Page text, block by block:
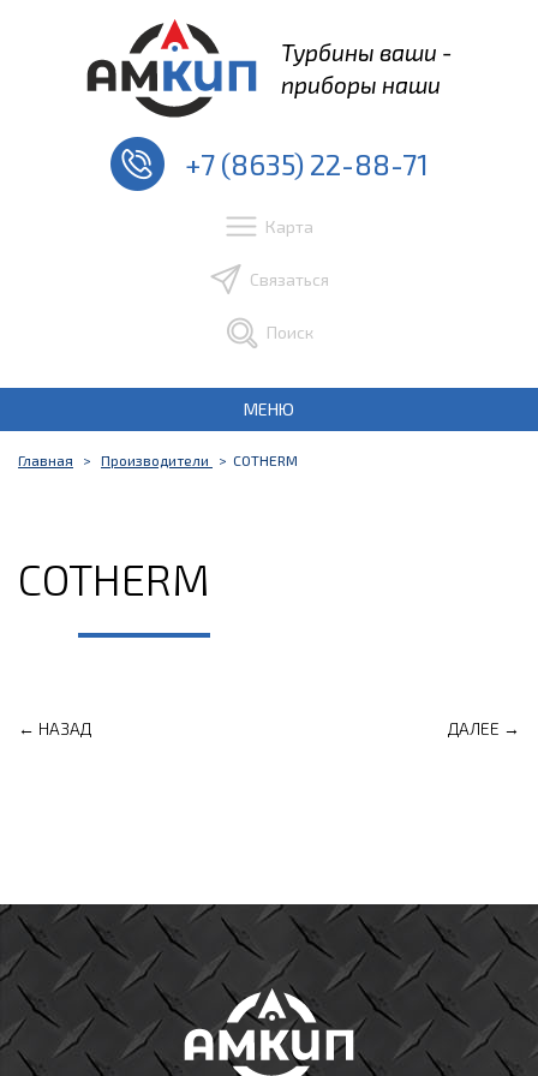
Турбины ваши -
приборы наши
+7 (8635) 22-88-71
Карта
Связаться
Поиск
МЕНЮ
Главная Производители COTHERM
COTHERM
← НАЗАД ДАЛЕЕ →